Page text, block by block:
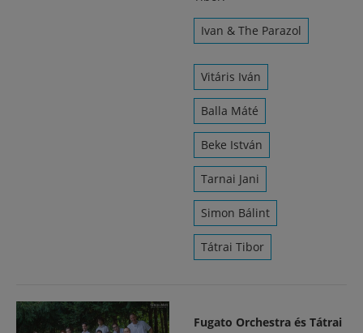
Ivan & The Parazol
Vitáris Iván
Balla Máté
Beke István
Tarnai Jani
Simon Bálint
Tátrai Tibor
Fugato Orchestra és Tátrai